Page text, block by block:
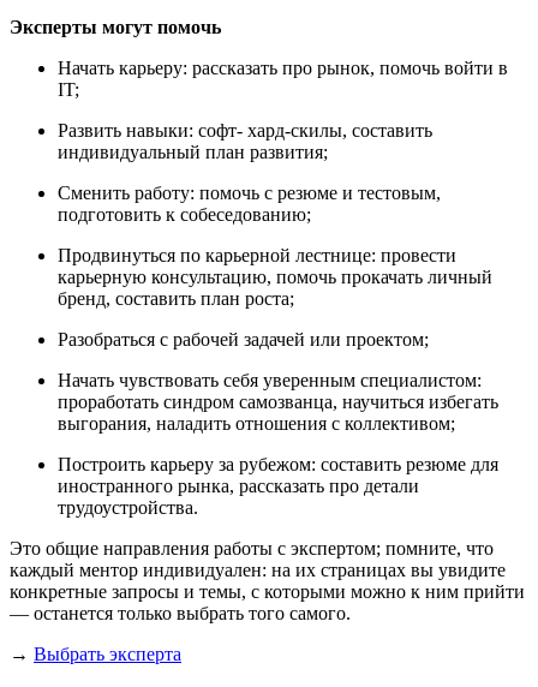
Эксперты могут помочь
Начать карьеру: рассказать про рынок, помочь войти в
IT;
Развить навыки: софт- хард-скилы, составить
индивидуальный план развития;
Сменить работу: помочь с резюме и тестовым,
подготовить к собеседованию;
Продвинуться по карьерной лестнице: провести
карьерную консультацию, помочь прокачать личный
бренд, составить план роста;
Разобраться с рабочей задачей или проектом;
Начать чувствовать себя уверенным специалистом:
проработать синдром самозванца, научиться избегать
выгорания, наладить отношения с коллективом;
Построить карьеру за рубежом: составить резюме для
иностранного рынка, рассказать про детали
трудоустройства.
Это общие направления работы с экспертом; помните, что
каждый ментор индивидуален: на их страницах вы увидите
конкретные запросы и темы, с которыми можно к ним прийти
— останется только выбрать того самого.
→ Выбрать эксперта